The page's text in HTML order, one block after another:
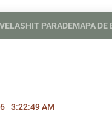
HIT PARADEMAPA DE
3:22:51 AM